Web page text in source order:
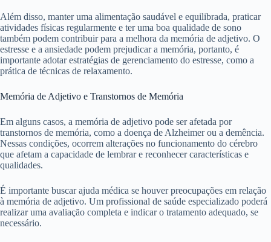
Além disso, manter uma alimentação saudável e equilibrada, praticar
atividades físicas regularmente e ter uma boa qualidade de sono
também podem contribuir para a melhora da memória de adjetivo. O
estresse e a ansiedade podem prejudicar a memória, portanto, é
importante adotar estratégias de gerenciamento do estresse, como a
prática de técnicas de relaxamento.
Memória de Adjetivo e Transtornos de Memória
Em alguns casos, a memória de adjetivo pode ser afetada por
transtornos de memória, como a doença de Alzheimer ou a demência.
Nessas condições, ocorrem alterações no funcionamento do cérebro
que afetam a capacidade de lembrar e reconhecer características e
qualidades.
É importante buscar ajuda médica se houver preocupações em relação
à memória de adjetivo. Um profissional de saúde especializado poderá
realizar uma avaliação completa e indicar o tratamento adequado, se
necessário.